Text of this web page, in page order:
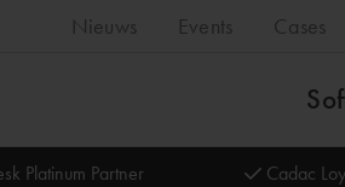
Nieuws Events Cases
Platinum Partner Cadac